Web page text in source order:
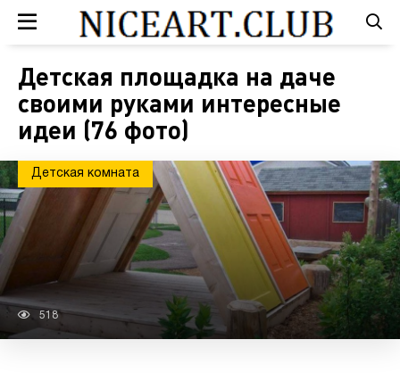
Детская площадка на даче
своими руками интересные
идеи (76 фото)
Детская комната
518